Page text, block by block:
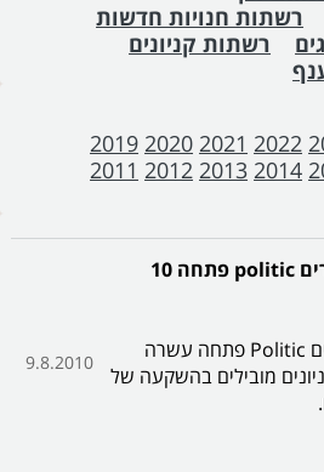
רשתות חנויות חדשות
רשתות קניונים
2022
2021
2020
2019
2014
2013
2012
2011
רשת אופנת הגברים politic פתחה 10
רשת אופנת הגברים Politic פתחה עשרה
מובילים בהשקעה של
9.8.2010